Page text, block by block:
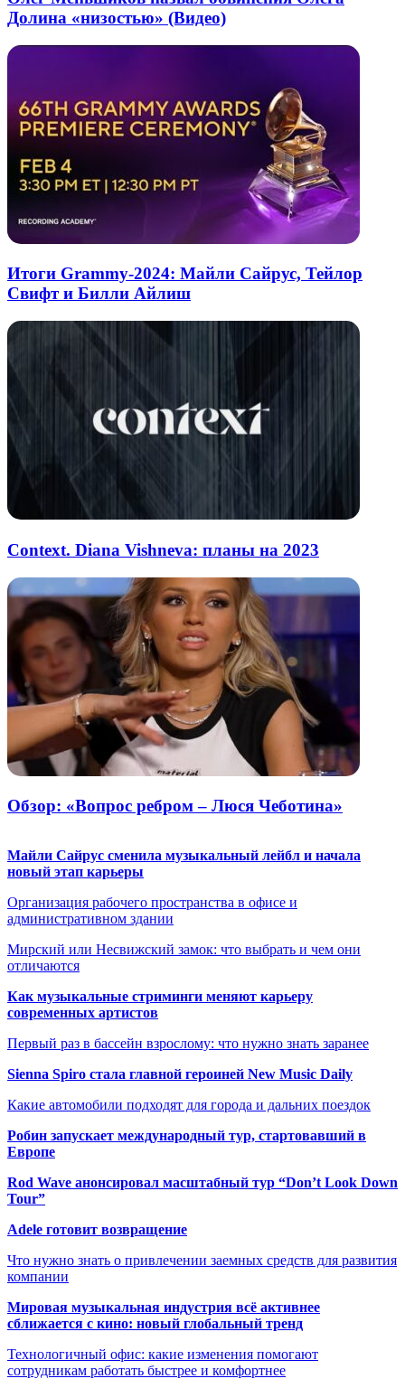
Долина «низостью» (Видео)
Итоги Grammy-2024: Майли Сайрус, Тейлор
Свифт и Билли Айлиш
Context. Diana Vishneva: планы на 2023
Обзор: «Вопрос ребром – Люся Чеботина»
Майли Сайрус сменила музыкальный лейбл и начала
новый этап карьеры
Организация рабочего пространства в офисе и
административном здании
Мирский или Несвижский замок: что выбрать и чем они
отличаются
Как музыкальные стриминги меняют карьеру
современных артистов
Первый раз в бассейн взрослому: что нужно знать заранее
Sienna Spiro стала главной героиней New Music Daily
Какие автомобили подходят для города и дальних поездок
Робин запускает международный тур, стартовавший в
Европе
Rod Wave анонсировал масштабный тур “Don’t Look Down
Tour”
Adele готовит возвращение
Что нужно знать о привлечении заемных средств для развития
компании
Мировая музыкальная индустрия всё активнее
сближается с кино: новый глобальный тренд
Технологичный офис: какие изменения помогают
сотрудникам работать быстрее и комфортнее